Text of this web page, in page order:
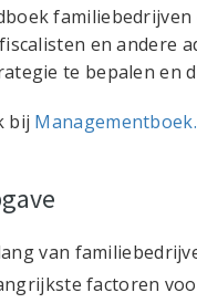
en andere
te bepalen en
bij
van
factoren